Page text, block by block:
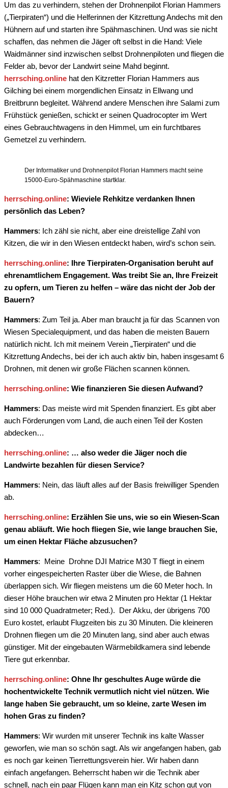
Um das zu verhindern, stehen der Drohnenpilot Florian Hammers
(„Tierpiraten“) und die Helferinnen der Kitzrettung Andechs mit den
Hühnern auf und starten ihre Spähmaschinen. Und was sie nicht
schaffen, das nehmen die Jäger oft selbst in die Hand: Viele
Waidmänner sind inzwischen selbst Drohnenpiloten und fliegen die
Felder ab, bevor der Landwirt seine Mahd beginnt.
herrsching.online hat den Kitzretter Florian Hammers aus
Gilching bei einem morgendlichen Einsatz in Ellwang und
Breitbrunn begleitet. Während andere Menschen ihre Salami zum
Frühstück genießen, schickt er seinen Quadrocopter im Wert
eines Gebrauchtwagens in den Himmel, um ein furchtbares
Gemetzel zu verhindern.
Der Informatiker und Drohnenpilot Florian Hammers macht seine
15000-Euro-Spähmaschine startklar.
herrsching.online: Wieviele Rehkitze verdanken Ihnen
persönlich das Leben?
Hammers: Ich zähl sie nicht, aber eine dreistellige Zahl von
Kitzen, die wir in den Wiesen entdeckt haben, wird’s schon sein.
herrsching.online: Ihre Tierpiraten-Organisation beruht auf
ehrenamtlichem Engagement. Was treibt Sie an, Ihre Freizeit
zu opfern, um Tieren zu helfen – wäre das nicht der Job der
Bauern?
Hammers: Zum Teil ja. Aber man braucht ja für das Scannen von
Wiesen Specialequipment, und das haben die meisten Bauern
natürlich nicht. Ich mit meinem Verein „Tierpiraten“ und die
Kitzrettung Andechs, bei der ich auch aktiv bin, haben insgesamt 6
Drohnen, mit denen wir große Flächen scannen können.
herrsching.online: Wie finanzieren Sie diesen Aufwand?
Hammers: Das meiste wird mit Spenden finanziert. Es gibt aber
auch Förderungen vom Land, die auch einen Teil der Kosten
abdecken…
herrsching.online: … also weder die Jäger noch die
Landwirte bezahlen für diesen Service?
Hammers: Nein, das läuft alles auf der Basis freiwilliger Spenden
ab.
herrsching.online: Erzählen Sie uns, wie so ein Wiesen-Scan
genau abläuft. Wie hoch fliegen Sie, wie lange brauchen Sie,
um einen Hektar Fläche abzusuchen?
Hammers: Meine Drohne DJI Matrice M30 T fliegt in einem
vorher eingespeicherten Raster über die Wiese, die Bahnen
überlappen sich. Wir fliegen meistens um die 60 Meter hoch. In
dieser Höhe brauchen wir etwa 2 Minuten pro Hektar (1 Hektar
sind 10 000 Quadratmeter; Red.). Der Akku, der übrigens 700
Euro kostet, erlaubt Flugzeiten bis zu 30 Minuten. Die kleineren
Drohnen fliegen um die 20 Minuten lang, sind aber auch etwas
günstiger. Mit der eingebauten Wärmebildkamera sind lebende
Tiere gut erkennbar.
herrsching.online: Ohne Ihr geschultes Auge würde die
hochentwickelte Technik vermutlich nicht viel nützen. Wie
lange haben Sie gebraucht, um so kleine, zarte Wesen im
hohen Gras zu finden?
Hammers: Wir wurden mit unserer Technik ins kalte Wasser
geworfen, wie man so schön sagt. Als wir angefangen haben, gab
es noch gar keinen Tierrettungsverein hier. Wir haben dann
einfach angefangen. Beherrscht haben wir die Technik aber
schnell, nach ein paar Flügen kann man ein Kitz schon gut von